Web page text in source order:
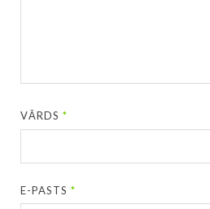
VĀRDS*
E-PASTS*